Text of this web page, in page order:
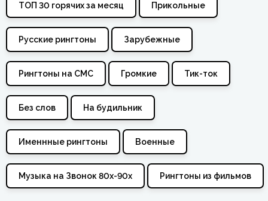
ТОП 30 горячих за месяц Прикольные
Русские рингтоны Зарубежные
Рингтоны на СМС Громкие Тик-ток
Без слов На будильник
Именнные рингтоны Военные
Музыка на Звонок 80х-90х Рингтоны из фильмов